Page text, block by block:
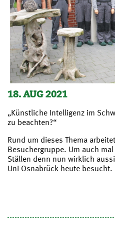
18. AUG 2021
„Künstliche Intelligenz im
zu beachten?“
Rund um dieses Thema
Besuchergruppe. Um auch
Ställen denn nun wirklich
Uni Osnabrück heute besucht.